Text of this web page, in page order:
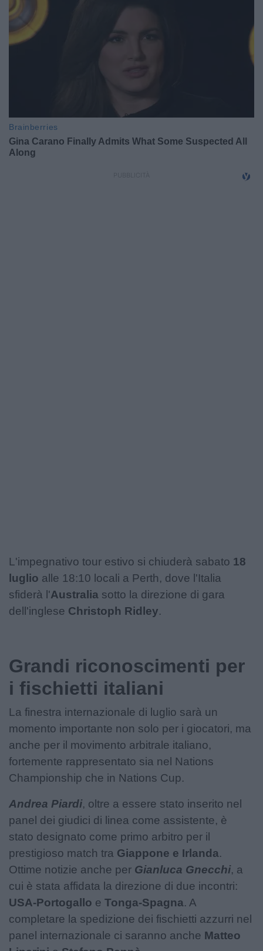
L'impegnativo tour estivo si chiuderà sabato 18
luglio alle 18:10 locali a Perth, dove l'Italia
sfiderà l'Australia sotto la direzione di gara
dell'inglese Christoph Ridley.
Grandi riconoscimenti per
i fischietti italiani
La finestra internazionale di luglio sarà un
momento importante non solo per i giocatori, ma
anche per il movimento arbitrale italiano,
fortemente rappresentato sia nel Nations
Championship che in Nations Cup.
Andrea Piardi, oltre a essere stato inserito nel
panel dei giudici di linea come assistente, è
stato designato come primo arbitro per il
prestigioso match tra Giappone e Irlanda.
Ottime notizie anche per Gianluca Gnecchi, a
cui è stata affidata la direzione di due incontri:
USA-Portogallo e Tonga-Spagna. A
completare la spedizione dei fischietti azzurri nel
panel internazionale ci saranno anche Matteo